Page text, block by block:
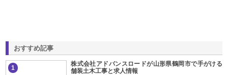
おすすめ記事
1
株式会社アドバンスロードが山形県鶴岡市で手がける
舗装土木工事と求人情報